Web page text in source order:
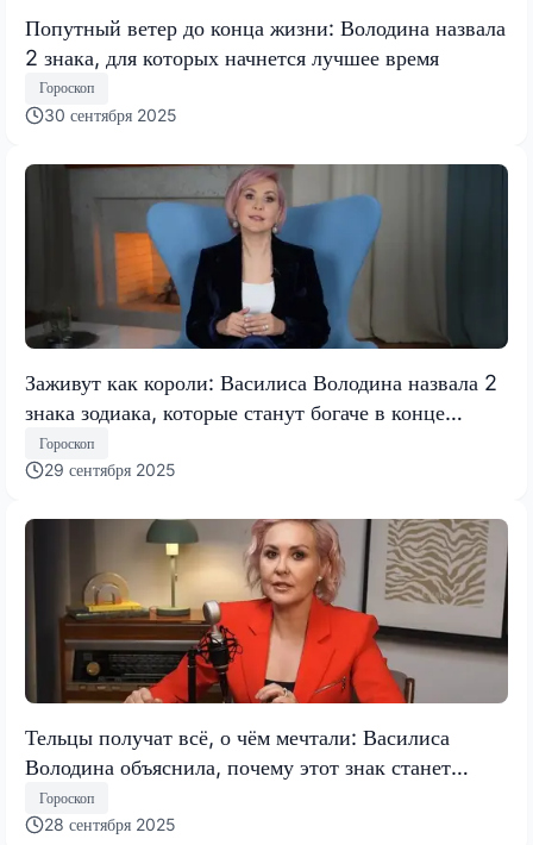
Попутный ветер до конца жизни: Володина назвала
2 знака, для которых начнется лучшее время
Гороскоп
30 сентября 2025
Заживут как короли: Василиса Володина назвала 2
знака зодиака, которые станут богаче в конце
сентября 2025 года
Гороскоп
29 сентября 2025
Тельцы получат всё, о чём мечтали: Василиса
Володина объяснила, почему этот знак станет
самым богатым и влиятельным
Гороскоп
28 сентября 2025